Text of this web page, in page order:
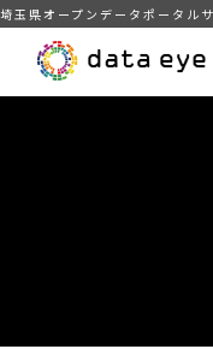
埼玉県オープンデータポータル